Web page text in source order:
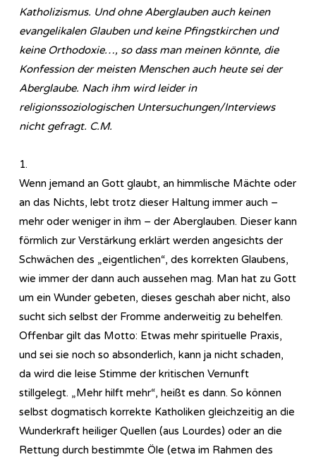
Katholizismus. Und ohne Aberglauben auch keinen
evangelikalen Glauben und keine Pfingstkirchen und
keine Orthodoxie…, so dass man meinen könnte, die
Konfession der meisten Menschen auch heute sei der
Aberglaube. Nach ihm wird leider in
religionssoziologischen Untersuchungen/Interviews
nicht gefragt. C.M.
1.
Wenn jemand an Gott glaubt, an himmlische Mächte oder
an das Nichts, lebt trotz dieser Haltung immer auch –
mehr oder weniger in ihm – der Aberglauben. Dieser kann
förmlich zur Verstärkung erklärt werden angesichts der
Schwächen des „eigentlichen“, des korrekten Glaubens,
wie immer der dann auch aussehen mag. Man hat zu Gott
um ein Wunder gebeten, dieses geschah aber nicht, also
sucht sich selbst der Fromme anderweitig zu behelfen.
Offenbar gilt das Motto: Etwas mehr spirituelle Praxis,
und sei sie noch so absonderlich, kann ja nicht schaden,
da wird die leise Stimme der kritischen Vernunft
stillgelegt. „Mehr hilft mehr“, heißt es dann. So können
selbst dogmatisch korrekte Katholiken gleichzeitig an die
Wunderkraft heiliger Quellen (aus Lourdes) oder an die
Rettung durch bestimmte Öle (etwa im Rahmen des